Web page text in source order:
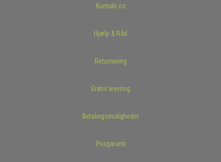
Kontakt os
Hjælp & Råd
Returnering
Gratis levering
Betalingsmuligheder
Prisgaranti